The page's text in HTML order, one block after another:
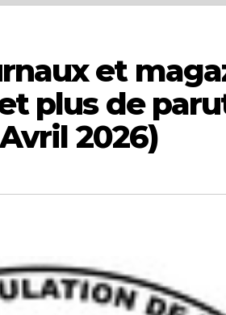
et
plus de
2026)